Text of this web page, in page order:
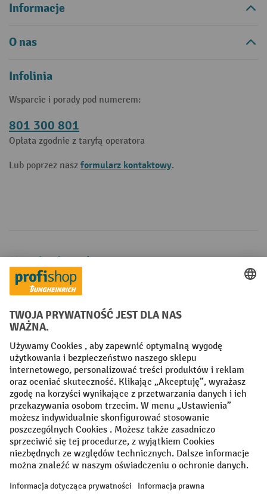
Informacje
O nas
Infolinia
Wsparcie i porady pod numerem:
801 300 801
Opłata zgodnie z taryfą operatora
Lub poprzez nasz formularz kontaktowy.
Metody płatności
Creditcard (Master)Creditcard (Visa)
Factura Przedpłata
Sieci społecznościowe
Facebook
YouTube
LinkedIn
Instagram
Regulamin Impressum PL
Oświadczenie o ochronie danych